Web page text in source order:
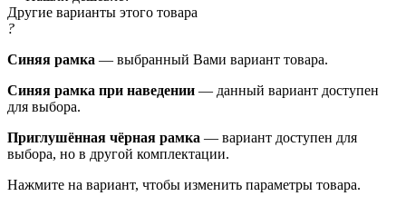
Другие варианты этого товара
?
Синяя рамка — выбранный Вами вариант товара.
Синяя рамка при наведении — данный вариант доступен
для выбора.
Приглушённая чёрная рамка — вариант доступен для
выбора, но в другой комплектации.
Нажмите на вариант, чтобы изменить параметры товара.